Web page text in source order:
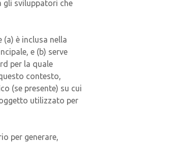
gli sviluppatori che
è inclusa nella
e (b) serve
per la quale
contesto,
(se presente) su cui
utilizzato per
per generare,